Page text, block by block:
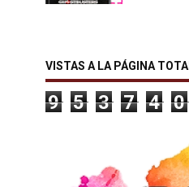
VISTAS A LA PÁGINA
9 5 3 7 4 0